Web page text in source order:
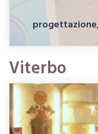
Viterbo